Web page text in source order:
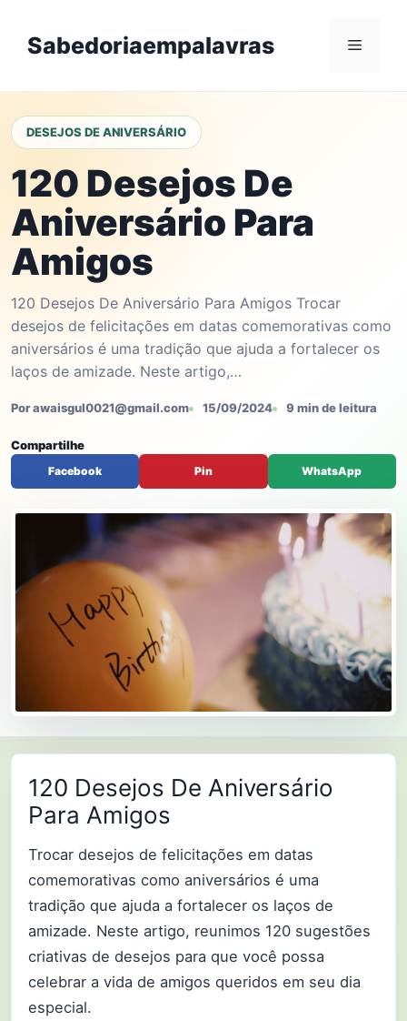
contentSabedoriaempalavras Menu
DESEJOS DE ANIVERSÁRIO
120 Desejos De
Aniversário Para
Amigos
120 Desejos De Aniversário Para Amigos Trocar
desejos de felicitações em datas comemorativas como
aniversários é uma tradição que ajuda a fortalecer os
laços de amizade. Neste artigo,…
Por awaisgul0021@gmail.com 15/09/2024 9 min de leitura
Compartilhe
Facebook Pin WhatsApp
120 Desejos De Aniversário
Para Amigos
Trocar desejos de felicitações em datas
comemorativas como aniversários é uma
tradição que ajuda a fortalecer os laços de
amizade. Neste artigo, reunimos 120 sugestões
criativas de desejos para que você possa
celebrar a vida de amigos queridos em seu dia
especial.